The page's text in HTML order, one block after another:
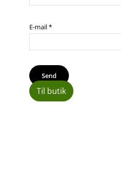
E-mail*
Til butik